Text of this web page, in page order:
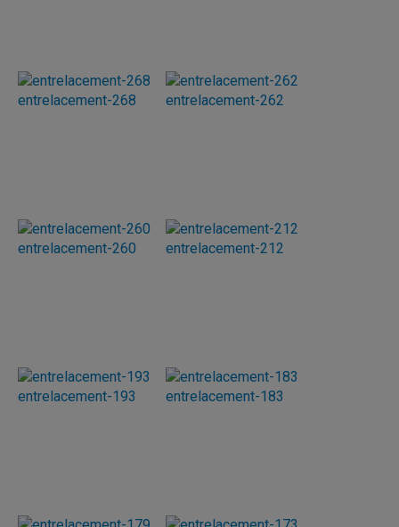
entrelacement-268 entrelacement-262
entrelacement-260 entrelacement-212
entrelacement-193 entrelacement-183